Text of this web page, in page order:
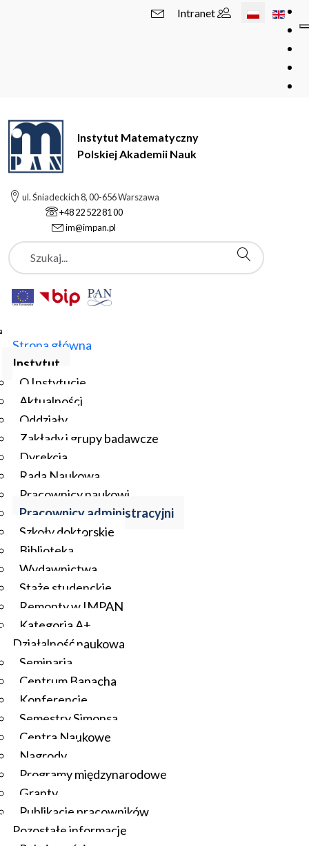
Wybierz swój
Intranet
Instytut Matematyczny
Polskiej Akademii Nauk
ul. Śniadeckich 8, 00-656 Warszawa
+48 22 522 81 00
im@impan.pl
Szukaj
Strona główna
Instytut
O Instytucie
Aktualności
Oddziały
Zakłady i grupy badawcze
Dyrekcja
Rada Naukowa
Pracownicy naukowi
Pracownicy administracyjni
Szkoły doktorskie
Biblioteka
Wydawnictwa
Staże studenckie
Remonty w IMPAN
Kategoria A+
Działalność naukowa
Seminaria
Centrum Banacha
Konferencje
Semestry Simonsa
Centra Naukowe
Nagrody
Programy międzynarodowe
Granty
Publikacje pracowników
Pozostałe informacje